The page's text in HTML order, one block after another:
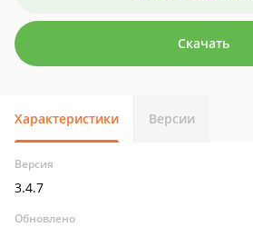
Скачать
Характеристики Версии
Версия
3.4.7
Обновлено